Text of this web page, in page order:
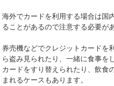
海外でカードを利用する場合は国
ることがあるので注意する必要が
券売機などでクレジットカードを
ら盗み見られたり、一緒に食事を
カードをすり替えられたり、飲食
まれるケースもあります。